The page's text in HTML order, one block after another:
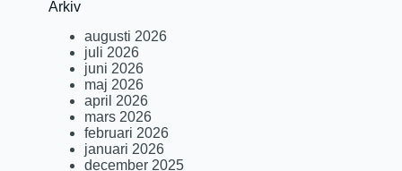
Arkiv
augusti 2026
juli 2026
juni 2026
maj 2026
april 2026
mars 2026
februari 2026
januari 2026
december 2025